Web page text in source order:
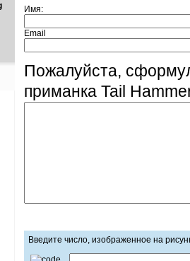
Имя:
Email
Пожалуйста,
приманка Tail
Введите число, изображенное на